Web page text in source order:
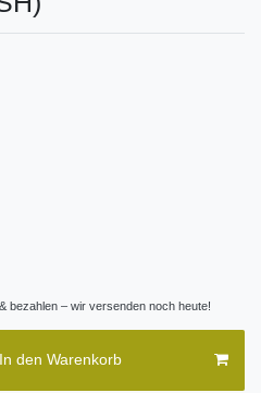
bezahlen – wir versenden noch heute!
In den Warenkorb